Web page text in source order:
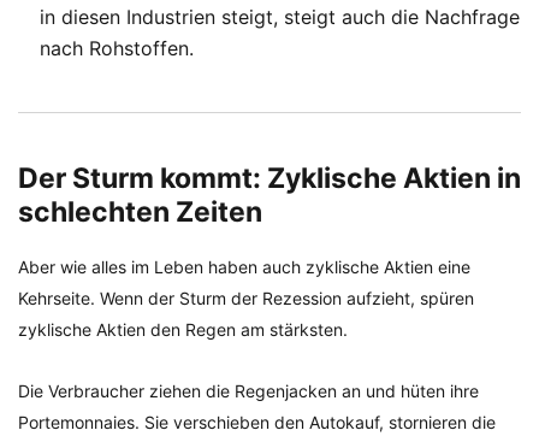
in diesen Industrien steigt, steigt auch die Nachfrage
nach Rohstoffen.
Der Sturm kommt: Zyklische Aktien in
schlechten Zeiten
Aber wie alles im Leben haben auch zyklische Aktien eine
Kehrseite. Wenn der Sturm der Rezession aufzieht, spüren
zyklische Aktien den Regen am stärksten.
Die Verbraucher ziehen die Regenjacken an und hüten ihre
Portemonnaies. Sie verschieben den Autokauf, stornieren die